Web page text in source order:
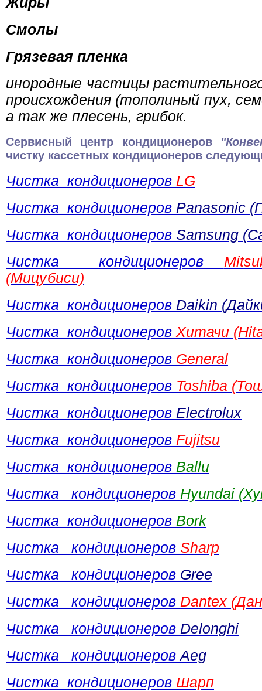
Смолы
Грязевая пленка
инородные частицы
происхождения (тополиный пух,
а так же плесень, грибок.
Сервисный центр кондиционеров
чистку кассетных кондиционеров
Чистка кондиционеров LG
Чистка кондиционеров Panasonic
Чистка кондиционеров Samsung
Чистка кондиционеров
(Мицубиси)
Чистка кондиционеров Daikin
Чистка кондиционеров Хитачи
Чистка кондиционеров General
Чистка кондиционеров Toshiba
Чистка кондиционеров Electrolux
Чистка кондиционеров Fujitsu
Чистка кондиционеров Ballu
Чистка кондиционеров Hyundai
Чистка кондиционеров Bork
Чистка кондиционеров Sharp
Чистка кондиционеров Gree
Чистка кондиционеров Dantex
Чистка кондиционеров Delonghi
Чистка кондиционеровAeg
Чистка кондиционеров Шарп